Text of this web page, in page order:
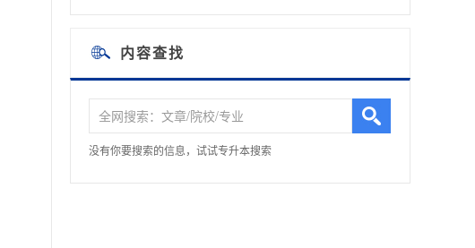
内容查找
没有你要搜索的信息，试试专升本搜索